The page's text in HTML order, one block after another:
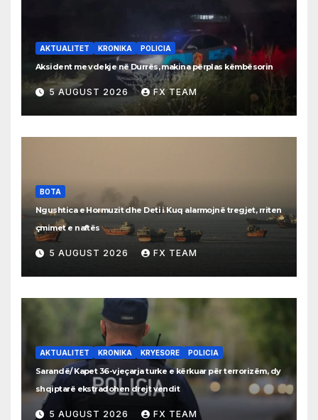
AKTUALITET KRONIKA POLICIA
Aksident me vdekje në Durrës, makina përplas këmbësorin
5 AUGUST 2026 FX TEAM
BOTA
Ngushtica e Hormuzit dhe Deti i Kuq alarmojnë tregjet, rriten
çmimet e naftës
5 AUGUST 2026 FX TEAM
AKTUALITET KRONIKA KRYESORE POLICIA
Sarandë/ Kapet 36-vjeçarja turke e kërkuar për terrorizëm, dy
shqiptarë ekstradohen drejt vendit
5 AUGUST 2026 FX TEAM